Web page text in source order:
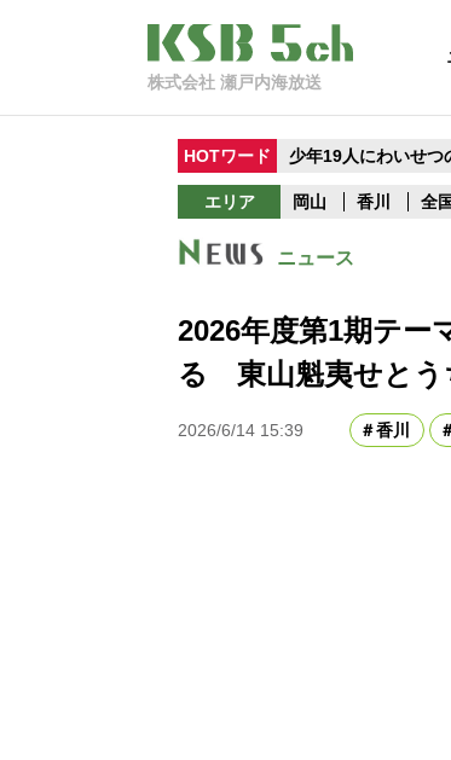
株式会社 瀬戸内海放送
HOTワード 少年19人にわいせつ
エリア 岡山 香川 全国
ニュース
2026年度第1期テー
る 東山魁夷せと
2026/6/14 15:39 香川